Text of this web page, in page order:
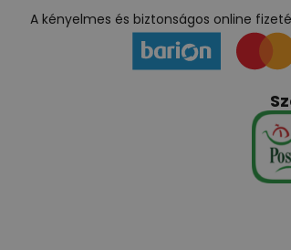
A kényelmes és biztonságos online